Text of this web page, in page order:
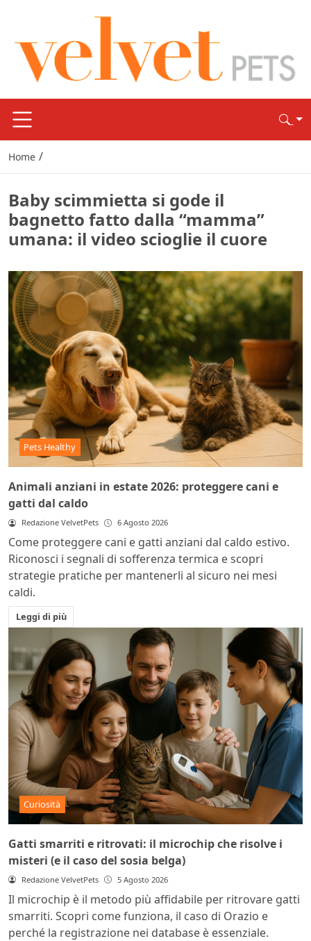
Home /
Baby scimmietta si gode il
bagnetto fatto dalla “mamma”
umana: il video scioglie il cuore
Pets Healthy
Animali anziani in estate 2026: proteggere cani e
gatti dal caldo
Redazione VelvetPets 6 Agosto 2026
Come proteggere cani e gatti anziani dal caldo estivo.
Riconosci i segnali di sofferenza termica e scopri
strategie pratiche per mantenerli al sicuro nei mesi
caldi.
Leggi di più
Curiosità
Gatti smarriti e ritrovati: il microchip che risolve i
misteri (e il caso del sosia belga)
Redazione VelvetPets 5 Agosto 2026
Il microchip è il metodo più affidabile per ritrovare gatti
smarriti. Scopri come funziona, il caso di Orazio e
perché la registrazione nei database è essenziale.